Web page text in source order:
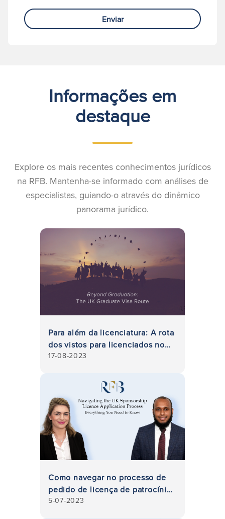
Enviar
Informações em
destaque
Explore os mais recentes conhecimentos jurídicos
na RFB. Mantenha-se informado com análises de
especialistas, guiando-o através do dinâmico
panorama jurídico.
Para além da licenciatura: A rota
dos vistos para licenciados no
Reino Unido
17-08-2023
Como navegar no processo de
pedido de licença de patrocínio
no Reino Unido
5-07-2023